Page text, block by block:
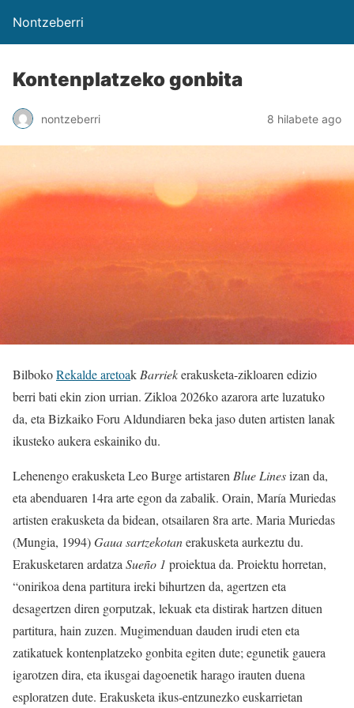
Nontzeberri
Kontenplatzeko gonbita
nontzeberri 8 hilabete ago
BilbokoRekalde aretoakBarriekerakusketa-zikloaren edizio
berri bati ekin zion urrian. Zikloa 2026ko azarora arte luzatuko
da, eta Bizkaiko Foru Aldundiaren beka jaso duten artisten lanak
ikusteko aukera eskainiko du.
Lehenengo erakusketa Leo Burge artistarenBlue Linesizan da,
eta abenduaren 14ra arte egon da zabalik. Orain, María Muriedas
artisten erakusketa da bidean, otsailaren 8ra arte. Maria Muriedas
(Mungia, 1994)Gaua sartzekotanerakusketa aurkeztu du.
Erakusketaren ardatzaSueño 1 proiektua da. Proiektu horretan,
“onirikoa dena partitura ireki bihurtzen da, agertzen eta
desagertzen diren gorputzak, lekuak eta distirak hartzen dituen
partitura, hain zuzen. Mugimenduan dauden irudi eten eta
zatikatuek kontenplatzeko gonbita egiten dute; egunetik gauera
igarotzen dira, eta ikusgai dagoenetik harago irauten duena
esploratzen dute. Erakusketa ikus-entzunezko euskarrietan